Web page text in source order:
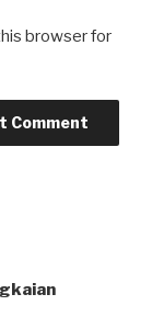
browser for